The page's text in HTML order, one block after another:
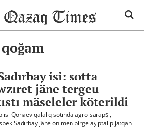
isi: sotta
jäne tergeu
mäseleler köterildi
Qonaev qalalıq sotında agro-sarapşı,
Sadırbay jäne onımen birge ayıptalıp jatqan